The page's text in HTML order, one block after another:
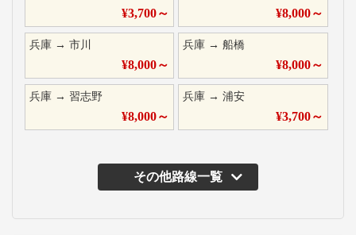
¥3,700～ ¥8,000～
兵庫 → 市川
¥8,000～
兵庫 →船橋
¥8,000～
兵庫 → 習志野
¥8,000～
兵庫 →浦安
¥3,700～
その他路線一覧